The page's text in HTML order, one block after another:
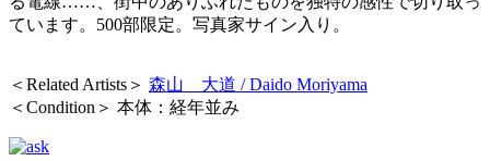
ています。500部限定。 写真家サイン入り 。
＜Related Artists＞ 森山 大道 / Daido Moriyama
＜Condition＞ 本体：経年並み